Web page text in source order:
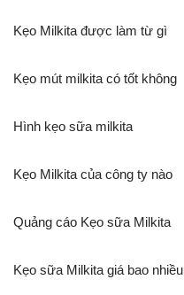
Kẹo Milkita được làm từ gì
Kẹo mút milkita có tốt không
Hình kẹo sữa milkita
Kẹo Milkita của công ty nào
Quảng cáo Kẹo sữa Milkita
Kẹo sữa Milkita giá bao nhiều